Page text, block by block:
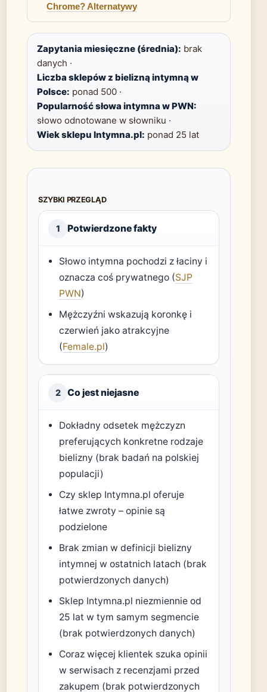
Chrome? Alternatywy
Zapytania miesięczne (średnia): brak
danych ·
Liczba sklepów z bielizną intymną w
Polsce: ponad 500 ·
Popularność słowa intymna w PWN:
słowo odnotowane w słowniku ·
Wiek sklepu Intymna.pl: ponad 25 lat
SZYBKI PRZEGLĄD
1 Potwierdzone fakty
Słowo intymna pochodzi z łaciny i
oznacza coś prywatnego (SJP
PWN)
Mężczyźni wskazują koronkę i
czerwień jako atrakcyjne
(Female.pl)
2 Co jest niejasne
Dokładny odsetek mężczyzn
preferujących konkretne rodzaje
bielizny (brak badań na polskiej
populacji)
Czy sklep Intymna.pl oferuje
łatwe zwroty – opinie są
podzielone
Brak zmian w definicji bielizny
intymnej w ostatnich latach (brak
potwierdzonych danych)
Sklep Intymna.pl niezmiennie od
25 lat w tym samym segmencie
(brak potwierdzonych danych)
Coraz więcej klientek szuka opinii
w serwisach z recenzjami przed
zakupem (brak potwierdzonych